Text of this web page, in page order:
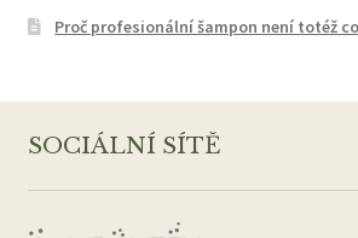
Proč profesionální šampon není totéž
SOCIÁLNÍ SÍTĚ